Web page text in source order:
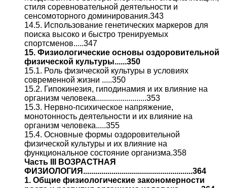
стиля соревновательной деятельности и
сенсомоторного доминирования.343
14.5. Использование генетических маркеров для
поиска высоко и быстро тренируемых
спортсменов.....347
15. Физиологические основы оздоровительной
физической культуры......350
15.1. Роль физической культуры в условиях
современной жизни .....350
15.2. Гипокинезия, гиподинамия и их влияние на
организм человека.........................353
15.3. Нервно-психическое напряжение,
монотонность деятельности и их влияние на
организм человека.....355
15.4. Основные формы оздоровительной
физической культуры и их влияние на
функциональное состояние организма.358
Часть III ВОЗРАСТНАЯ
ФИЗИОЛОГИЯ......................................................364
1. Общие физиологические закономерности